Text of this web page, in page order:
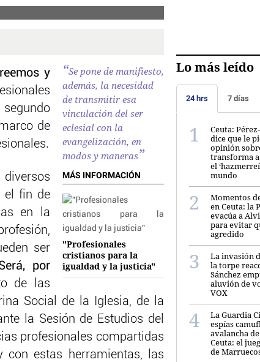
Se pone de manifiesto,
además, la necesidad
de transmitir esa
vinculación del ser
eclesial con la
evangelización, en
modos y maneras
MÁS INFORMACIÓN
"Profesionales
cristianos para la
igualdad y la justicia"
y
de
el fin de
en la
ser
por
de las
Social de la Iglesia, de la
la Sesión de Estudios del
profesionales compartidas
con estas herramientas, las
Lo más leído
24 hrs 7 días
Ceuta:
dice que le
opinión
transforma
el
mundo
Momentos
en Ceuta: la
evacúa a
para evitar
agredido
La invasión
la torpe
Sánchez
aluvión de
VOX
La Guardia
espías
avalancha
Ceuta: el
de